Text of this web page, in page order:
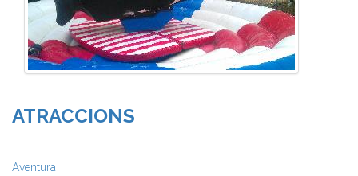
ATRACCIONS
Aventura